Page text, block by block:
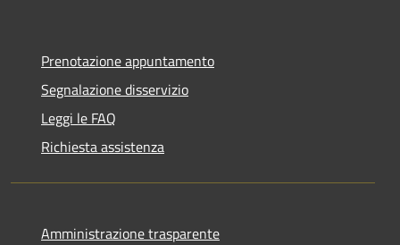
Prenotazione appuntamento
Segnalazione disservizio
Leggi le FAQ
Richiesta assistenza
Amministrazione trasparente